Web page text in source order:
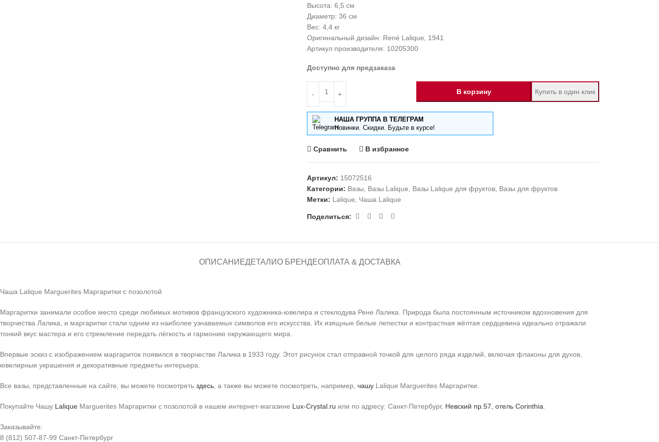
Высота: 6,5 см
Диаметр: 36 см
Вес: 4,4 кг
Оригинальный дизайн: René Lalique, 1941
Артикул производителя: 10205300
Доступно для предзаказа
В корзину Купить в один клик
НАША ГРУППА В ТЕЛЕГРАМ
Новинки. Скидки. Будьте в курсе!
Сравнить В избранное
Артикул: 15072516
Категории: Вазы Вазы Lalique Вазы Lalique для фруктов, Вазы для фруктов
Метки: Lalique Чаша Lalique
Поделиться:
ОПИСАНИЕДЕТАЛИО БРЕНДЕОПЛАТА & ДОСТАВКА
Чаша Lalique Marguerites Маргаритки с позолотой
Маргаритки занимали особое место среди любимых мотивов французского художника-ювелира и стеклодува Рене Лалика. Природа была постоянным источником вдохновения для
творчества Лалика, и маргаритки стали одним из наиболее узнаваемых символов его искусства. Их изящные белые лепестки и контрастная жёлтая сердцевина идеально отражали
тонкий вкус мастера и его стремление передать лёгкость и гармонию окружающего мира.
Впервые эскиз с изображением маргариток появился в творчестве Лалика в 1933 году. Этот рисунок стал отправной точкой для целого ряда изделий, включая флаконы для духов,
ювелирные украшения и декоративные предметы интерьера.
Все вазы, представленные на сайте, вы можете посмотреть здесь , а также вы можете посмотреть, например, чашу Lalique Marguerites Маргаритки
Покупайте Чашу Lalique Marguerites Маргаритки с позолотой в нашем интернет-магазине Lux-Crystal.ru или по адресу: Санкт-Петербург, Невский пр.57, отель Corinthia
Заказывайте:
8 (812) 507-87-99 Санкт-Петербург